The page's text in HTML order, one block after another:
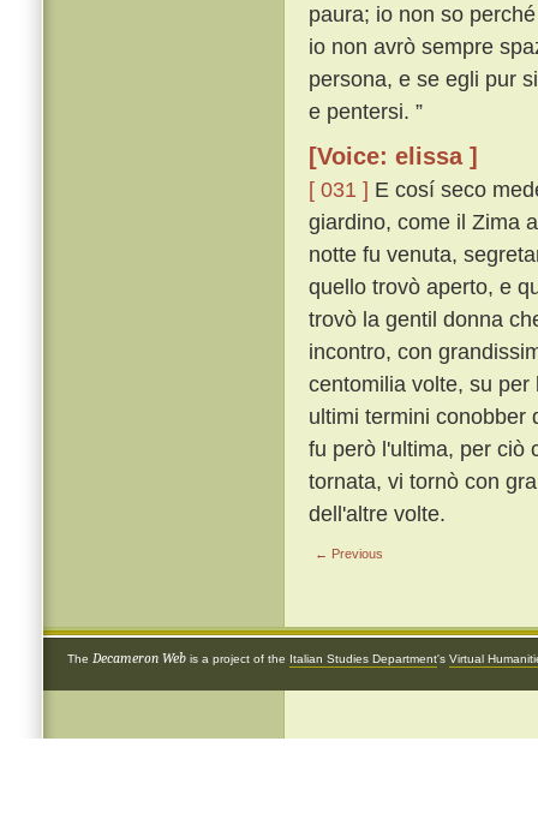
paura; io non so
io non avrò sempre
persona, e se egli pur
e pentersi. ”
[Voice: elissa ]
[ 031 ] E cosí seco
giardino, come il Zima
notte fu venuta,
quello trovò aperto, e
trovò la gentil donna
incontro, con
centomilia volte, su
ultimi termini conobber
fu però l'ultima, per ciò
tornata, vi tornò con
dell'altre volte.
← Previous
The Decameron Web is a project of the Italian Studies Department's Virtual